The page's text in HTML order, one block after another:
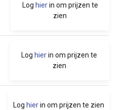
Log hierin om prijzen te
zien
Log hierin om prijzen te
zien
Log hierin om prijzen te zien